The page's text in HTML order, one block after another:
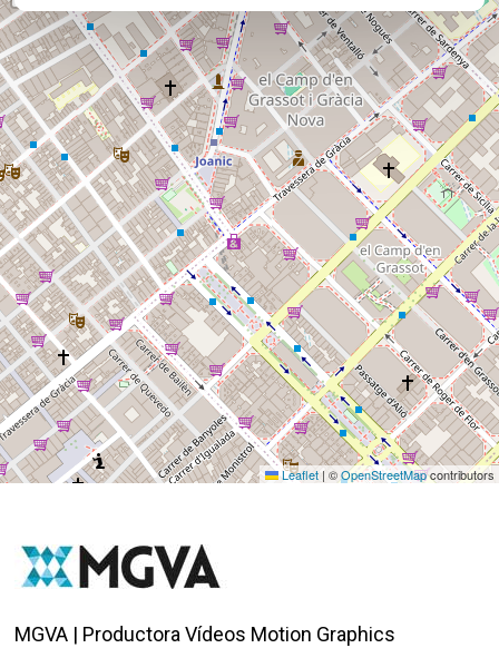
Leaflet | ©OpenStreetMapcontributors
MGVA | Productora Vídeos Motion Graphics